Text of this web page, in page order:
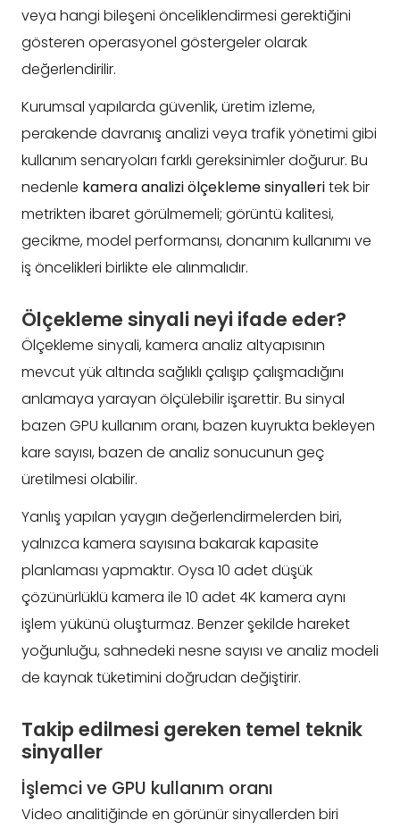
veya hangi bileşeni önceliklendirmesi gerektiğini
gösteren operasyonel göstergeler olarak
değerlendirilir.
Kurumsal yapılarda güvenlik, üretim izleme,
perakende davranış analizi veya trafik yönetimi gibi
kullanım senaryoları farklı gereksinimler doğurur. Bu
nedenle kamera analizi ölçekleme sinyalleritek bir
metrikten ibaret görülmemeli; görüntü kalitesi,
gecikme, model performansı, donanım kullanımı ve
iş öncelikleri birlikte ele alınmalıdır.
Ölçekleme sinyali neyi ifade eder?
Ölçekleme sinyali, kamera analiz altyapısının
mevcut yük altında sağlıklı çalışıp çalışmadığını
anlamaya yarayan ölçülebilir işarettir. Bu sinyal
bazen GPU kullanım oranı, bazen kuyrukta bekleyen
kare sayısı, bazen de analiz sonucunun geç
üretilmesi olabilir.
Yanlış yapılan yaygın değerlendirmelerden biri,
yalnızca kamera sayısına bakarak kapasite
planlaması yapmaktır. Oysa 10 adet düşük
çözünürlüklü kamera ile 10 adet 4K kamera aynı
işlem yükünü oluşturmaz. Benzer şekilde hareket
yoğunluğu, sahnedeki nesne sayısı ve analiz modeli
de kaynak tüketimini doğrudan değiştirir.
Takip edilmesi gereken temel teknik
sinyaller
İşlemci ve GPU kullanım oranı
Video analitiğinde en görünür sinyallerden biri